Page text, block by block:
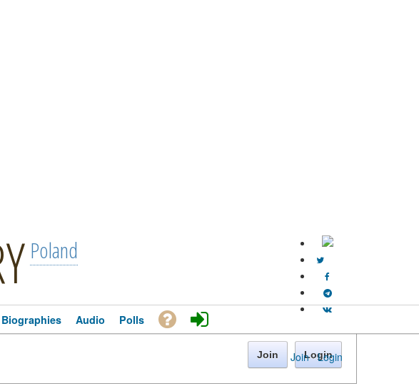
Poland
Join · Login
Biographies Audio Polls
Join Login